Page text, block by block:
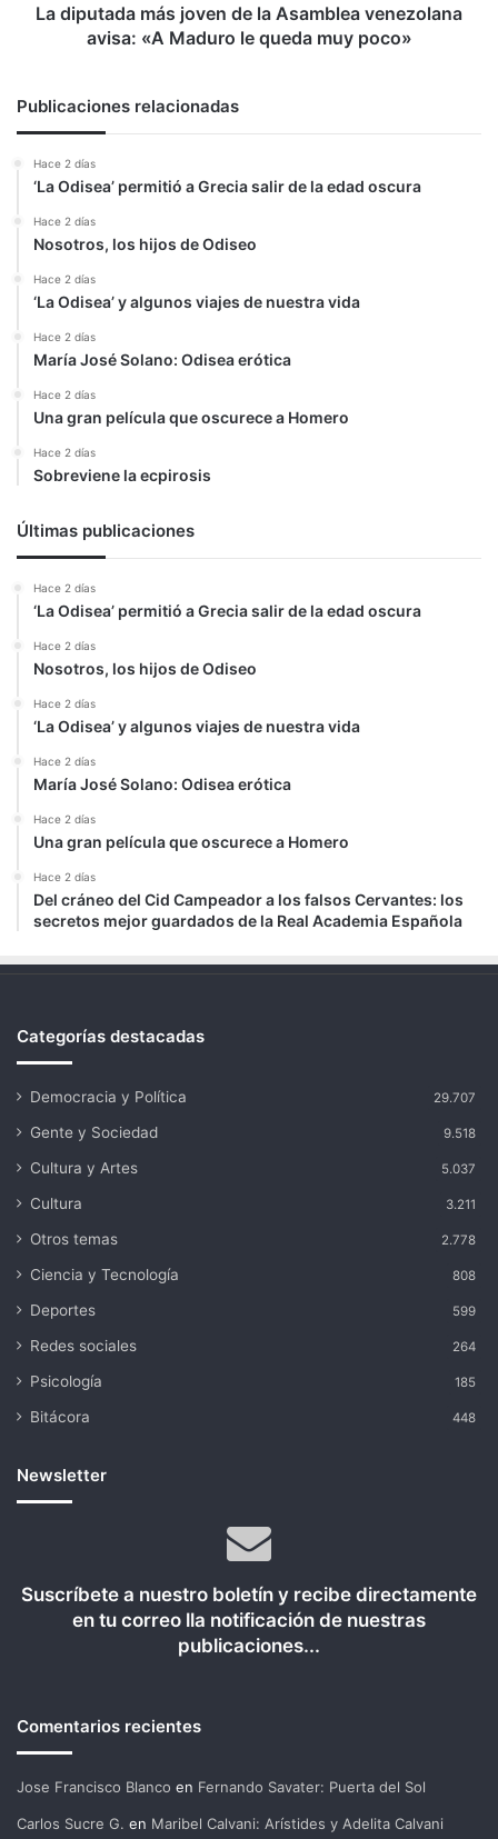
muy
La diputada más joven de la Asamblea venezolana
avisa: «A Maduro le queda muy poco»
Publicaciones relacionadas
Hace 2 días
‘La Odisea’ permitió a Grecia salir de la edad oscura
Hace 2 días
Nosotros, los hijos de Odiseo
Hace 2 días
‘La Odisea’ y algunos viajes de nuestra vida
Hace 2 días
María José Solano: Odisea erótica
Hace 2 días
Una gran película que oscurece a Homero
Hace 2 días
Sobreviene la ecpirosis
Últimas publicaciones
Hace 2 días
‘La Odisea’ permitió a Grecia salir de la edad oscura
Hace 2 días
Nosotros, los hijos de Odiseo
Hace 2 días
‘La Odisea’ y algunos viajes de nuestra vida
Hace 2 días
María José Solano: Odisea erótica
Hace 2 días
Una gran película que oscurece a Homero
Hace 2 días
Del cráneo del Cid Campeador a los falsos Cervantes: los
secretos mejor guardados de la Real Academia Española
Categorías destacadas
Democracia y Política 29.707
Gente y Sociedad 9.518
Cultura y Artes 5.037
Cultura 3.211
Otros temas 2.778
Ciencia y Tecnología 808
Deportes 599
Redes sociales 264
Psicología 185
Bitácora 448
Newsletter
Suscríbete a nuestro boletín y recibe directamente
en tu correo lla notificación de nuestras
publicaciones...
Comentarios recientes
Jose Francisco Blanco en Fernando Savater: Puerta del Sol
Carlos Sucre G. en Maribel Calvani: Arístides y Adelita Calvani